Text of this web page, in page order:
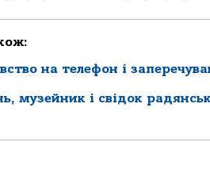
на телефон і
музейник і свідок